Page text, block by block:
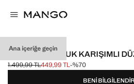
Ana içeriğe geçin
KETEN VE PAMUK KARIŞIMLI
Üstü çizili ilk fiyat [1.499,99 TL ]
1.499,99 TL
Güncel fiyat [449,99 TL ]
449,99 TL-%70
Bir renk seçin
BENI BILGILENDIR